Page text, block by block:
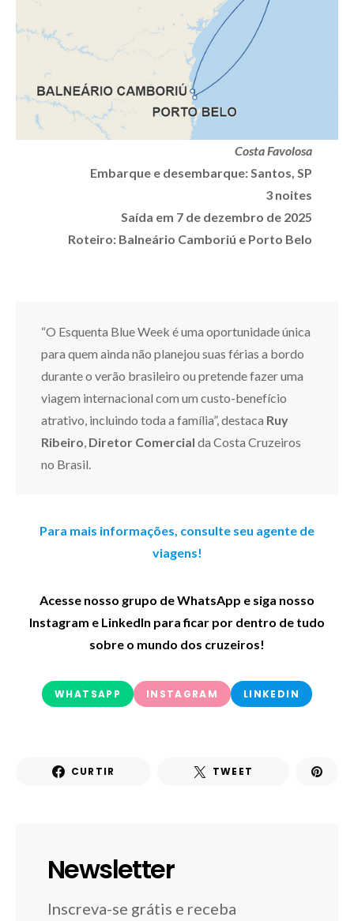
Costa Favolosa
Embarque e desembarque: Santos, SP
3 noites
Saída em 7 de dezembro de 2025
Roteiro: Balneário Camboriú e Porto Belo
“O Esquenta Blue Week é uma oportunidade única
para quem ainda não planejou suas férias a bordo
durante o verão brasileiro ou pretende fazer uma
viagem internacional com um custo-benefício
atrativo, incluindo toda a família”, destaca Ruy
Ribeiro, Diretor Comercial da Costa Cruzeiros
no Brasil.
Para mais informações, consulte seu agente de
viagens!
Acesse nosso grupo de WhatsApp e siga nosso
Instagram e LinkedIn para ficar por dentro de tudo
sobre o mundo dos cruzeiros!
WHATSAPP INSTAGRAM LINKEDIN
CURTIR TWEET
Newsletter
Inscreva-se grátis e receba